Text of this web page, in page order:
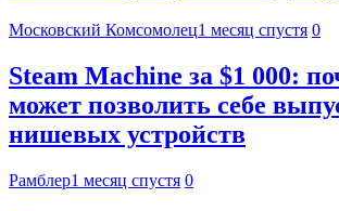
Московский Комсомолец1 месяц спустя 0
Steam Machine за $1 000:
может позволить себе
нишевых устройств
Рамблер1 месяц спустя 0